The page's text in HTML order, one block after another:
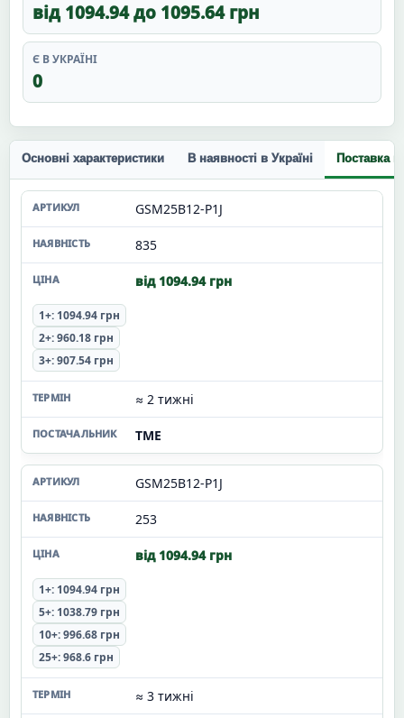
від 1094.94 до 1095.64 грн
Є В УКРАЇНІ
0
Основні характеристики В наявності в Україні Поставка
GSM25B12-P1J
835
від 1094.94 грн
1+: 1094.94 грн
2+: 960.18 грн
3+: 907.54 грн
≈ 2 тижні
TME
GSM25B12-P1J
253
від 1094.94 грн
1+: 1094.94 грн
5+: 1038.79 грн
10+: 996.68 грн
25+: 968.6 грн
≈ 3 тижні